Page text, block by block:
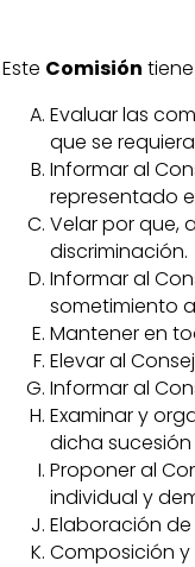
Este Comisión
Evaluar las
que se
Informar al
representado
Velar por que,
discriminación.
Informar al
sometimiento
Mantener en
Elevar al
Informar al
Examinar y
dicha
Proponer al
individual y
Elaboración
Composición